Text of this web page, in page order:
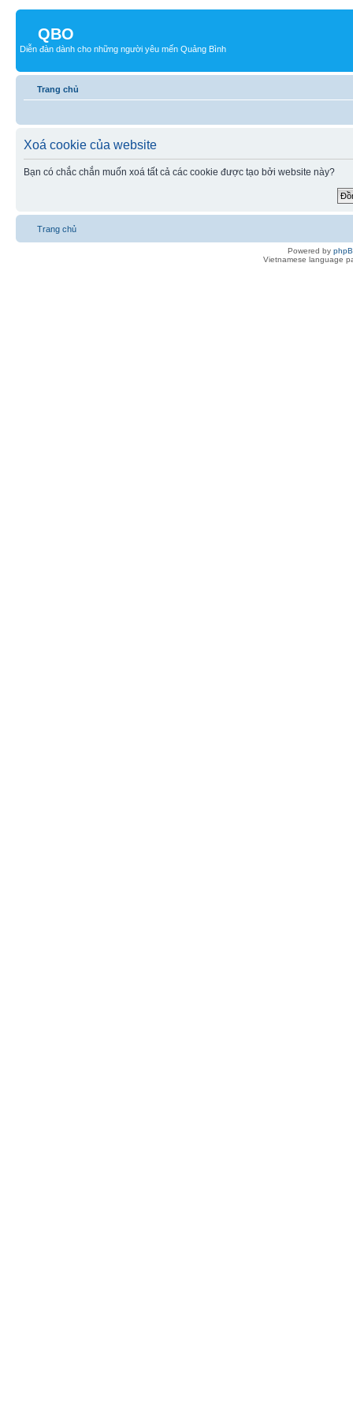
QBO
Diễn đàn dành cho những người yêu mến Quảng Bình
Trang chủ
Xoá cookie của website
Bạn có chắc chắn muốn xoá tất cả các cookie được tạo bởi website này?
Trang chủ
Powered by
Vietnamese language